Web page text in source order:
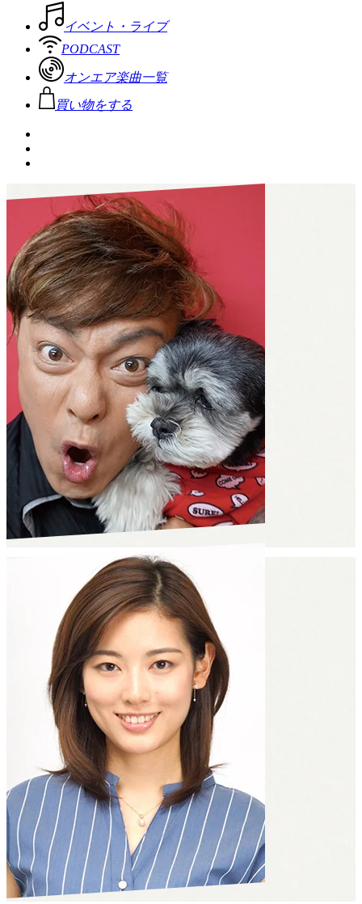
イベント・ライブ
PODCAST
オンエア楽曲一覧
買い物をする